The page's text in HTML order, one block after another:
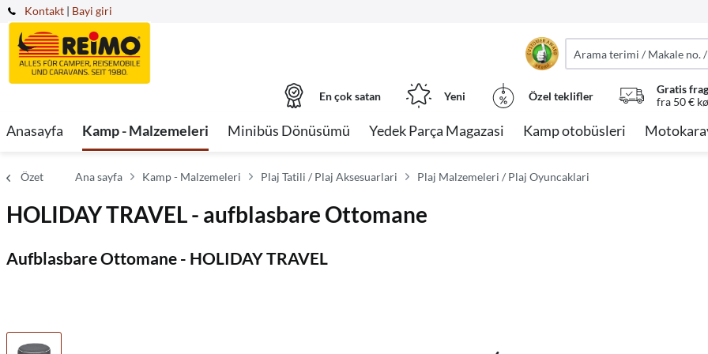
Kontakt | Bayi giri
En çok satan Yeni Özel teklifler
Gratis
fra 50 €
Anasayfa Kamp - Malzemeleri Minibüs Dönüsümü Yedek Parça Magazasi Kamp otobüsleri
Özet Ana sayfa Kamp - Malzemeleri Plaj Tatili / Plaj Aksesuarlari Plaj Malzemeleri / Plaj Oyuncaklari
HOLIDAY TRAVEL - aufblasbare Ottomane
Aufblasbare Ottomane - HOLIDAY TRAVEL